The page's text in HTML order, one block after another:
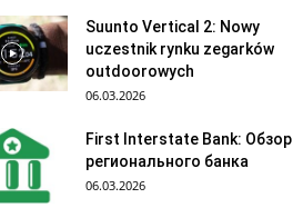
Suunto Vertical 2: Nowy
uczestnik rynku zegarków
outdoorowych
06.03.2026
First Interstate Bank: Обзор
регионального банка
06.03.2026